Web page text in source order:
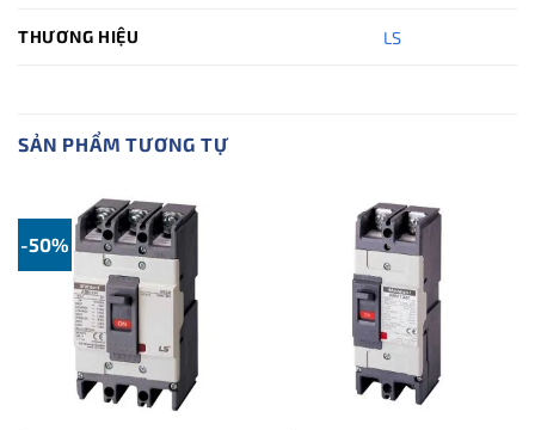
THƯƠNG HIỆU LS
SẢN PHẨM TƯƠNG TỰ
-50%